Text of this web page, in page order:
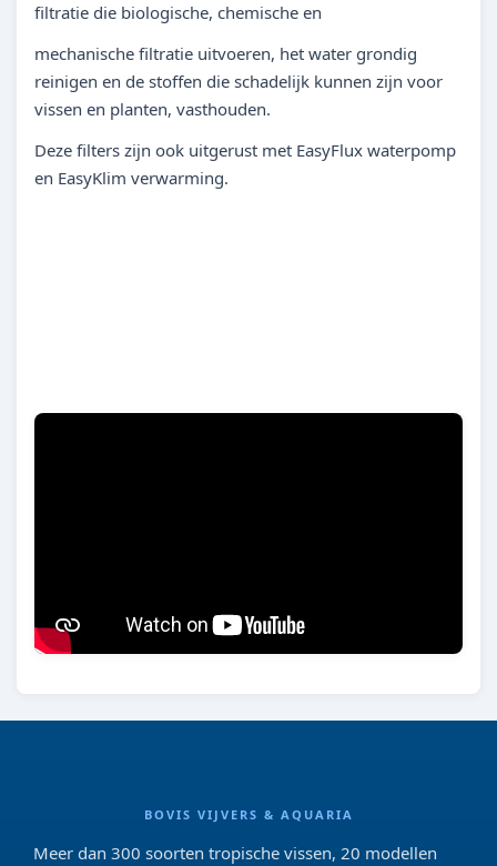
filtratie die biologische, chemische en
mechanische filtratie uitvoeren, het water grondig
reinigen en de stoffen die schadelijk kunnen zijn voor
vissen en planten, vasthouden.
Deze filters zijn ook uitgerust met EasyFlux waterpomp
en EasyKlim verwarming.
BOVIS VIJVERS & AQUARIA
Meer dan 300 soorten tropische vissen, 20 modellen